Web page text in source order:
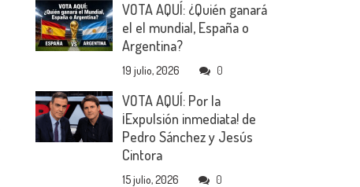
VOTA AQUÍ: ¿Quién ganará
el el mundial, España o
Argentina?
19 julio, 2026 0
VOTA AQUÍ: Por la
¡Expulsión inmediata! de
Pedro Sánchez y Jesús
Cintora
15 julio, 2026 0